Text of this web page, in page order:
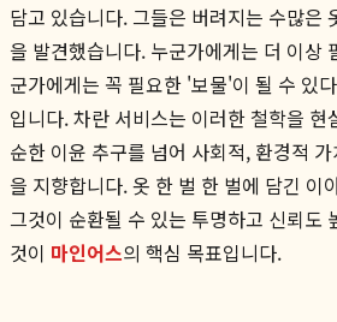
담고 있습니다. 그들은 버려지는 수많은
을 발견했습니다. 누군가에게는 더 이상
군가에게는 꼭 필요한 '보물'이 될 수 있
입니다. 차란 서비스는 이러한 철학을
순한 이윤 추구를 넘어 사회적, 환경적
을 지향합니다. 옷 한 벌 한 벌에 담긴 이
그것이 순환될 수 있는 투명하고 신뢰도
것이 마인어스의 핵심 목표입니다.